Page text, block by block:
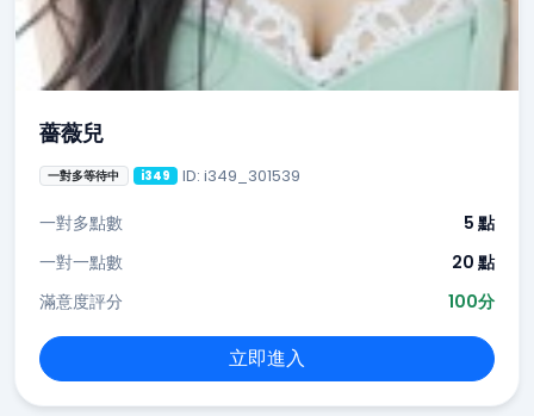
薔薇兒
一對多等待中 i349 ID: i349_301539
一對多點數
5 點
一對一點數
20 點
滿意度評分
100分
立即進入